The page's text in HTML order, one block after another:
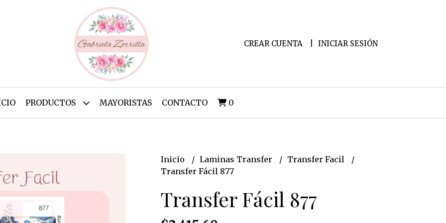
CREAR CUENTA INICIAR SESIÓN
PRODUCTOS MAYORISTAS CONTACTO 0
Inicio Laminas Transfer
Transfer Facil
Transfer Fácil 877
Transfer Fácil 877